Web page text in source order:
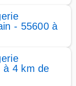
- 55600 à
à 4 km de